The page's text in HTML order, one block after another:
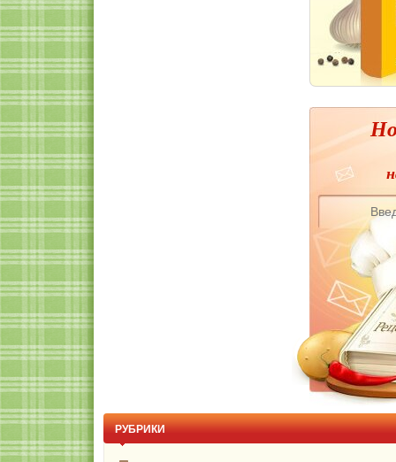
РУБРИКИ